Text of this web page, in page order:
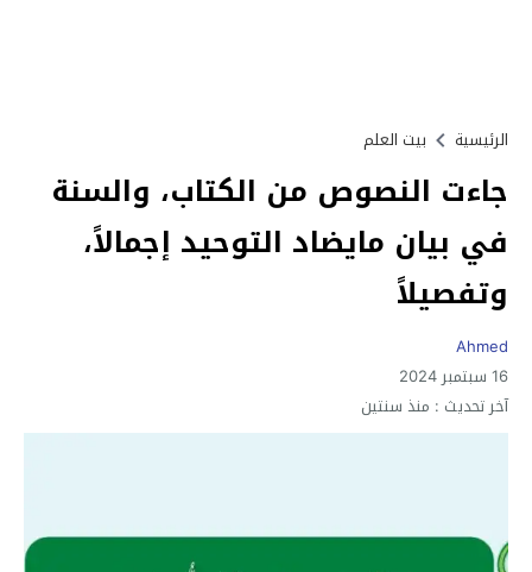
الرئيسية بيت العلم
جاءت النصوص من الكتاب، والسنة
في بيان مايضاد التوحيد إجمالاً،
وتفصيلاً
Ahmed
16 سبتمبر 2024
آخر تحديث : منذ سنتين